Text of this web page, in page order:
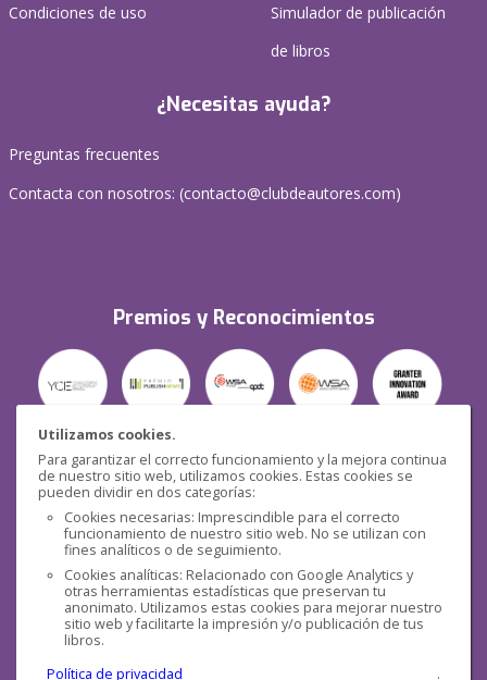
Utilizamos cookies.
Para garantizar el correcto funcionamiento y la mejora continua
de nuestro sitio web, utilizamos cookies. Estas cookies se
pueden dividir en dos categorías:
Cookies necesarias: Imprescindible para el correcto
funcionamiento de nuestro sitio web. No se utilizan con
fines analíticos o de seguimiento.
Cookies analíticas: Relacionado con Google Analytics y
otras herramientas estadísticas que preservan tu
anonimato. Utilizamos estas cookies para mejorar nuestro
sitio web y facilitarte la impresión y/o publicación de tus
libros.
Política de privacidad
.
Condiciones de uso
Simulador de publicación
de libros
¿Necesitas ayuda?
Preguntas frecuentes
Contacta con nosotros: (contacto@clubdeautores.com)
Premios y Reconocimientos
Seguridad
Redes sociales